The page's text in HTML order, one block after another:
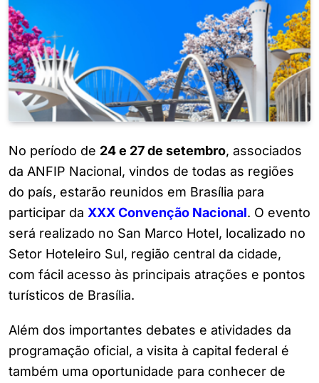
No período de 24 e 27 de setembro, associados
da ANFIP Nacional, vindos de todas as regiões
do país, estarão reunidos em Brasília para
participar da XXX Convenção Nacional. O evento
será realizado no San Marco Hotel, localizado no
Setor Hoteleiro Sul, região central da cidade,
com fácil acesso às principais atrações e pontos
turísticos de Brasília.
Além dos importantes debates e atividades da
programação oficial, a visita à capital federal é
também uma oportunidade para conhecer de